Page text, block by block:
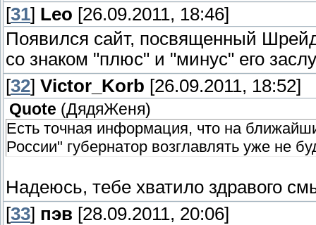
[31] Leo [26.09.2011, 18:46]
Появился сайт, посвященный
со знаком "плюс" и "минус" его
[32] Victor_Korb [26.09.2011, 18:52]
Quote (ДядяЖеня)
Есть точная информация, что на
России" губернатор возглавлять уже не
Надеюсь, тебе хватило здравого
[33] пэв [28.09.2011, 20:06]